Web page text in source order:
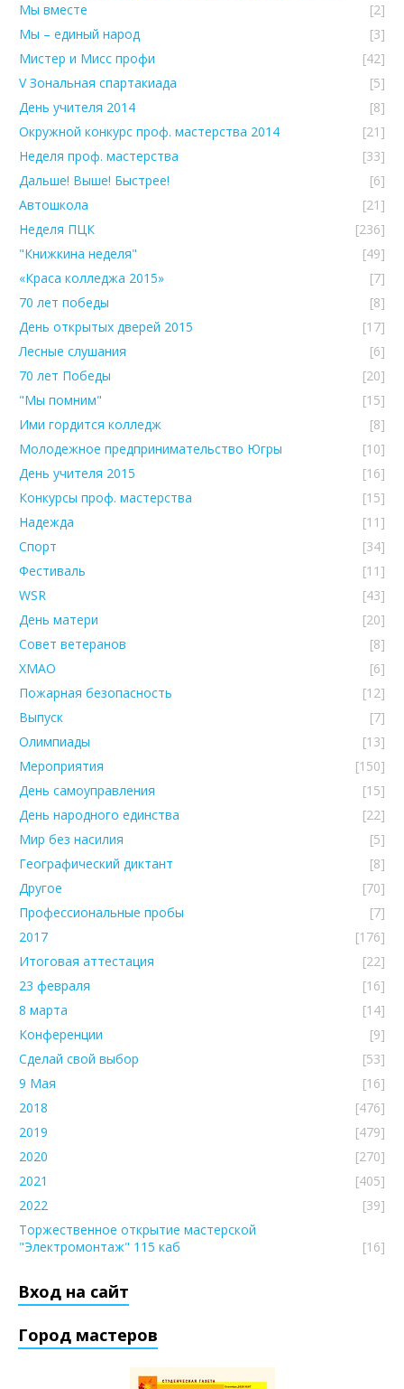
Мы вместе
[2]
Мы – единый народ
[3]
Мистер и Мисс профи
[42]
V Зональная спартакиада
[5]
День учителя 2014
[8]
Окружной конкурс проф. мастерства 2014
[21]
Неделя проф. мастерства
[33]
Дальше! Выше! Быстрее!
[6]
Автошкола
[21]
Неделя ПЦК
[236]
"Книжкина неделя"
[49]
«Краса колледжа 2015»
[7]
70 лет победы
[8]
День открытых дверей 2015
[17]
Лесные слушания
[6]
70 лет Победы
[20]
"Мы помним"
[15]
Ими гордится колледж
[8]
Молодежное предпринимательство Югры
[10]
День учителя 2015
[16]
Конкурсы проф. мастерства
[15]
Надежда
[11]
Спорт
[34]
Фестиваль
[11]
WSR
[43]
День матери
[20]
Совет ветеранов
[8]
ХМАО
[6]
Пожарная безопасность
[12]
Выпуск
[7]
Олимпиады
[13]
Мероприятия
[150]
День самоуправления
[15]
День народного единства
[22]
Мир без насилия
[5]
Географический диктант
[8]
Другое
[70]
Профессиональные пробы
[7]
2017
[176]
Итоговая аттестация
[22]
23 февраля
[16]
8 марта
[14]
Конференции
[9]
Сделай свой выбор
[53]
9 Мая
[16]
2018
[476]
2019
[479]
2020
[270]
2021
[405]
2022
[39]
Торжественное открытие мастерской
"Электромонтаж" 115 каб
[16]
Вход на сайт
Город мастеров